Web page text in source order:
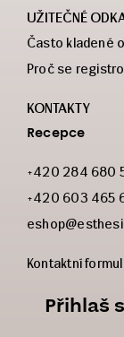
UŽITEČNÉ
Často kladené
Proč se
KONTAKTY
Recepce
+420 284 680
+420 603 465
Kontaktní
Přihlaš